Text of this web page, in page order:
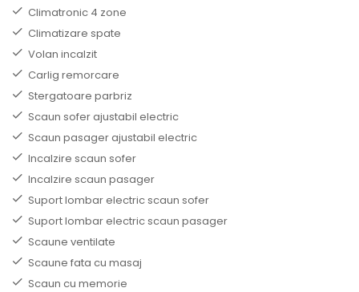
Climatronic 4 zone
Climatizare spate
Volan incalzit
Carlig remorcare
Stergatoare parbriz
Scaun sofer ajustabil electric
Scaun pasager ajustabil electric
Incalzire scaun sofer
Incalzire scaun pasager
Suport lombar electric scaun sofer
Suport lombar electric scaun pasager
Scaune ventilate
Scaune fata cu masaj
Scaun cu memorie